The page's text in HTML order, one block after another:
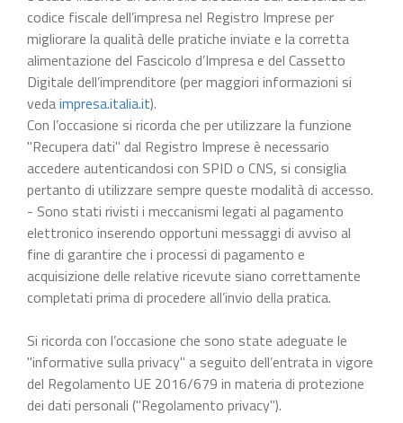
codice fiscale dell’impresa nel Registro Imprese per
migliorare la qualità delle pratiche inviate e la corretta
alimentazione del Fascicolo d’Impresa e del Cassetto
Digitale dell’imprenditore (per maggiori informazioni si
vedaimpresa.italia.it).
Con l’occasione si ricorda che per utilizzare la funzione
"Recupera dati" dal Registro Imprese è necessario
accedere autenticandosi con SPID o CNS, si consiglia
pertanto di utilizzare sempre queste modalità di accesso.
- Sono stati rivisti i meccanismi legati al pagamento
elettronico inserendo opportuni messaggi di avviso al
fine di garantire che i processi di pagamento e
acquisizione delle relative ricevute siano correttamente
completati prima di procedere all’invio della pratica.
Si ricorda con l’occasione che sono state adeguate le
"informative sulla privacy" a seguito dell’entrata in vigore
del Regolamento UE 2016/679 in materia di protezione
dei dati personali ("Regolamento privacy").